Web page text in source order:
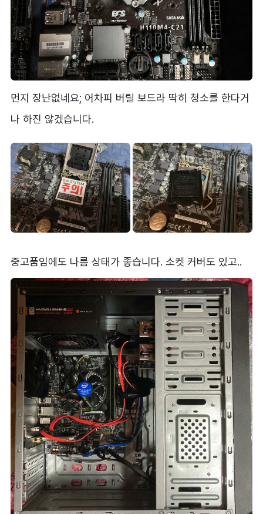
먼지 장난없네요; 어차피 버릴 보드라 딱히 청소를 한다거
나 하진 않겠습니다.
중고품임에도 나름 상태가 좋습니다. 소켓 커버도 있고..